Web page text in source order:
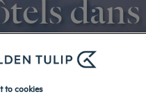
le Pas-de-Calais. C’est
Nord, vous êtes sûr de
portes de l’un de nos
to cookies